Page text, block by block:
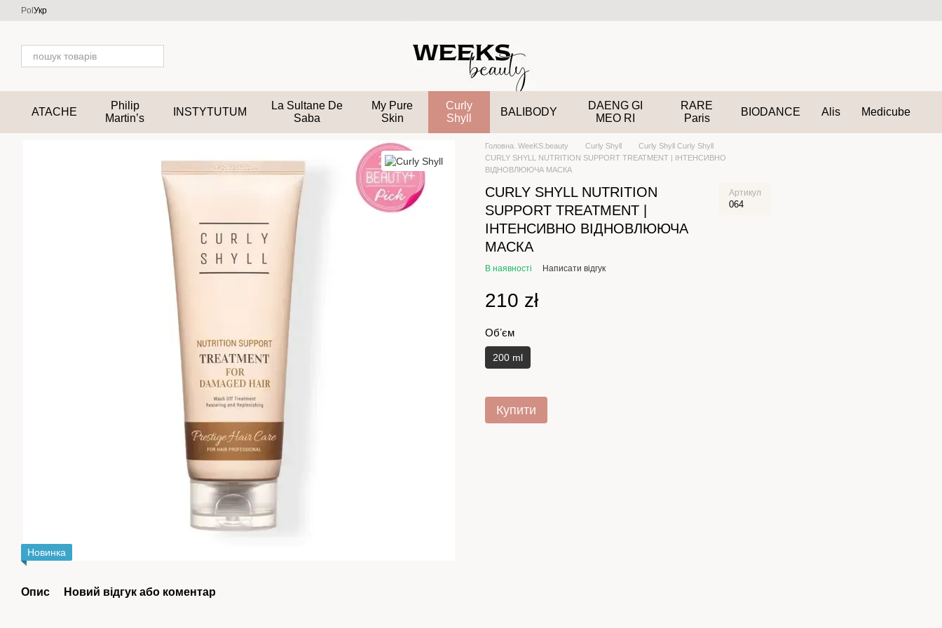
Перейти до основного контенту
Pol Укр
ATACHE
Philip
Martin’s
INSTYTUTUM
La Sultane De
Saba
My Pure
Skin
Curly
Shyll
BALIBODY
DAENG GI
MEO RI
RARE
Paris
BIODANCE Alis Medicube
Новинка
Опис Новий відгук або коментар
Головна. WeeKS.beauty Curly Shyll
Curly Shyll Curly Shyll
CURLY SHYLL NUTRITION SUPPORT TREATMENT | ІНТЕНСИВНО
ВІДНОВЛЮЮЧА МАСКА
CURLY SHYLL NUTRITION
SUPPORT TREATMENT |
ІНТЕНСИВНО ВІДНОВЛЮЮЧА
МАСКА
Артикул
064
В наявності Написати відгук
210 zł
Обʼєм
200 ml
Купити